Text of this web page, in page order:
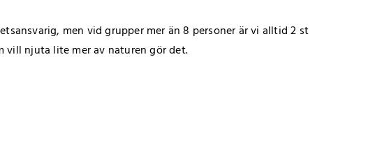
men vid grupper mer än 8 personer är vi alltid 2 st
vill njuta lite mer av naturen gör det.